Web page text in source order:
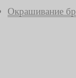
Окрашивание